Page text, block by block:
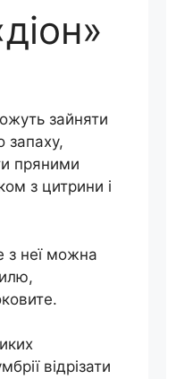
зайняти
запаху,
пряними
з цитрини і
з неї можна
відрізати